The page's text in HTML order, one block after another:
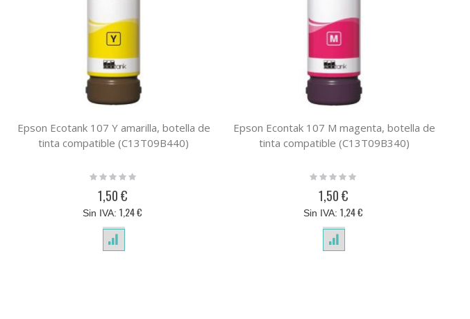
Epson Ecotank 107 Y amarilla, botella de
tinta compatible (C13T09B440)
Rating:
1,50 €
1,24 €
Epson Econtak 107 M magenta, botella de
tinta compatible (C13T09B340)
Rating:
1,50 €
1,24 €